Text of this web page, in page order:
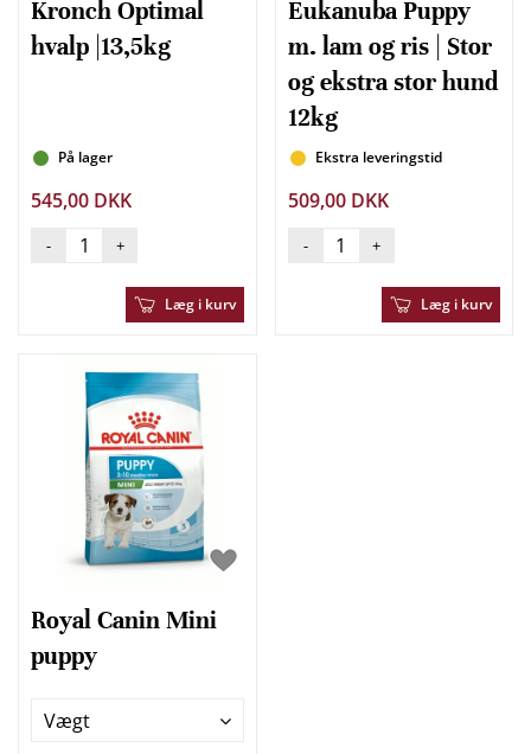
Kronch Optimal
hvalp |13,5kg
På lager
545,00 DKK
- +
Læg i kurv
Eukanuba Puppy
m. lam og ris | Stor
og ekstra stor hund
12kg
Ekstra leveringstid
509,00 DKK
- +
Læg i kurv
Royal Canin Mini
puppy
Vægt